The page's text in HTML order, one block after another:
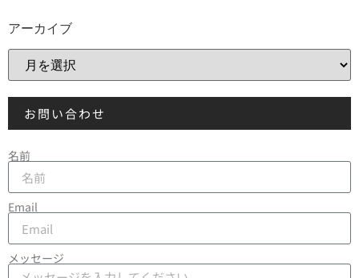
アーカイブ
お問い合わせ
名前
Email
メッセージ